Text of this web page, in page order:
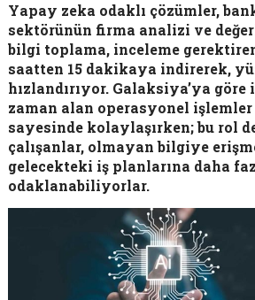
Yapay zeka odaklı çözümler,
sektörünün firma analizi ve
bilgi toplama, inceleme
saatten 15 dakikaya indirerek,
hızlandırıyor. Galaksiya’ya
zaman alan operasyonel
sayesinde kolaylaşırken; bu rol
çalışanlar, olmayan bilgiye
gelecekteki iş planlarına daha
odaklanabiliyorlar.